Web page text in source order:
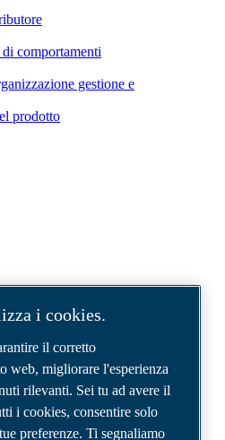
di comportamenti
gestione e
prodotto
ABAC
i cookies.
il corretto
web, migliorare l'esperienza
rilevanti. Sei tu ad avere il
i cookies, consentire solo
preferenze. Ti segnaliamo